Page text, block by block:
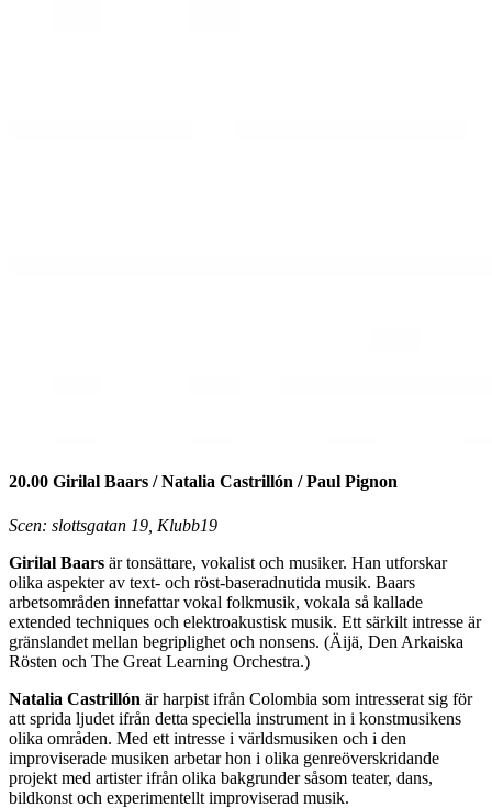
20.00 Girilal Baars / Natalia Castrillón / Paul Pignon
Scen: slottsgatan 19, Klubb19
Girilal Baars är tonsättare, vokalist och musiker. Han utforskar
olika aspekter av text- och röst-baseradnutida musik. Baars
arbetsområden innefattar vokal folkmusik, vokala så kallade
extended techniques och elektroakustisk musik. Ett särkilt intresse är
gränslandet mellan begriplighet och nonsens. (Äijä, Den Arkaiska
Rösten och The Great Learning Orchestra.)
Natalia Castrillón är harpist ifrån Colombia som intresserat sig för
att sprida ljudet ifrån detta speciella instrument in i konstmusikens
olika områden. Med ett intresse i världsmusiken och i den
improviserade musiken arbetar hon i olika genreöverskridande
projekt med artister ifrån olika bakgrunder såsom teater, dans,
bildkonst och experimentellt improviserad musik.